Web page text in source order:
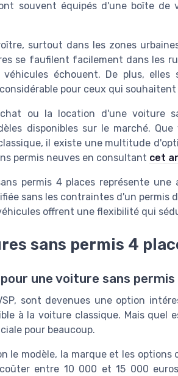
souvent équipés d'une boîte
surtout dans les zones
se faufilent facilement dans les
échouent. De plus, elles
pour ceux qui
ou la location d'une voiture
disponibles sur le marché.
il existe une multitude
permis neuves en consultant cet
permis 4 places représente
sans les contraintes d'un permis
offrent une flexibilité qui
sans permis 4
une voiture sans permis
sont devenues une option
à la voiture classique. Mais quel
pour beaucoup.
le modèle, la marque et les options
entre 10 000 et 15 000